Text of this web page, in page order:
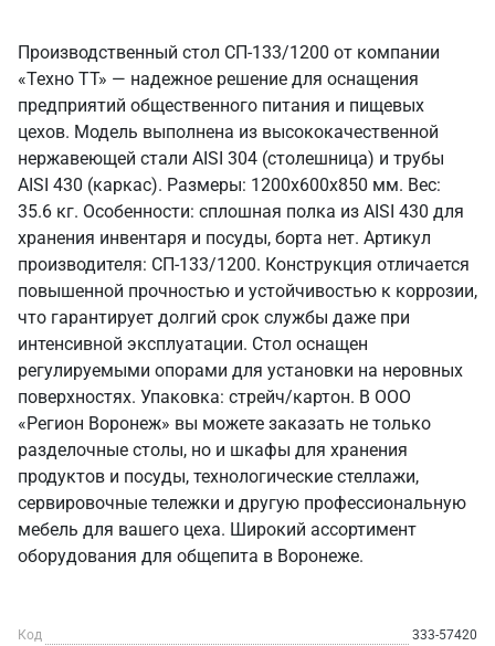
Производственный стол СП-133/1200 от компании
«Техно ТТ» — надежное решение для оснащения
предприятий общественного питания и пищевых
цехов. Модель выполнена из высококачественной
нержавеющей стали AISI 304 (столешница) и трубы
AISI 430 (каркас). Размеры: 1200x600x850 мм. Вес:
35.6 кг. Особенности: сплошная полка из AISI 430 для
хранения инвентаря и посуды, борта нет. Артикул
производителя: СП-133/1200. Конструкция отличается
повышенной прочностью и устойчивостью к коррозии,
что гарантирует долгий срок службы даже при
интенсивной эксплуатации. Стол оснащен
регулируемыми опорами для установки на неровных
поверхностях. Упаковка: стрейч/картон. В ООО
«Регион Воронеж» вы можете заказать не только
разделочные столы, но и шкафы для хранения
продуктов и посуды, технологические стеллажи,
сервировочные тележки и другую профессиональную
мебель для вашего цеха. Широкий ассортимент
оборудования для общепита в Воронеже.
Код
333-57420